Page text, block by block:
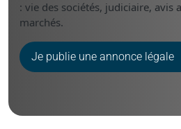
: vie des sociétés, judiciaire, avis
marchés.
Je publie une annonce légale